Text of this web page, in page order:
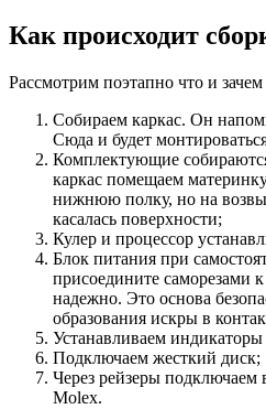
Как происходит
Рассмотрим поэтапно что и зачем
Собираем каркас. Он
Сюда и будет
Комплектующие
каркас помещаем
нижнюю полку, но на
касалась поверхности;
Кулер и процессор
Блок питания при
присоедините саморезами
надежно. Это основа
образования искры в
Устанавливаем
Подключаем жесткий диск;
Через рейзеры подключаем
Molex.